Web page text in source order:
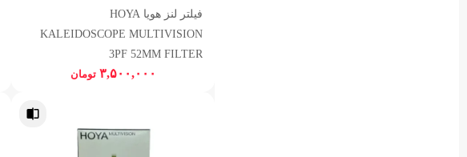
فیلتر لنز هویا HOYA
KALEIDOSCOPE MULTIVISION
3PF 52MM FILTER
۳,۵۰۰,۰۰۰ تومان